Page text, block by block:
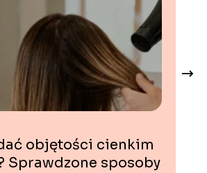
objętości cienkim
Sprawdzone sposoby